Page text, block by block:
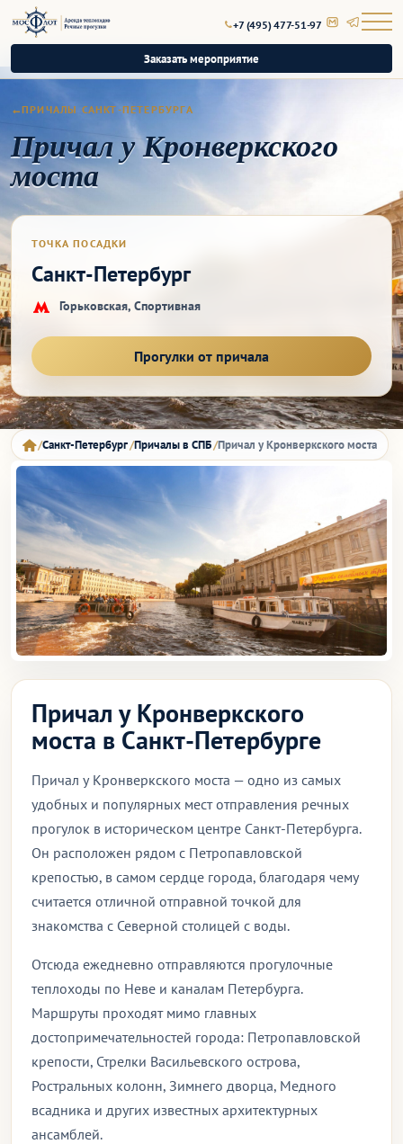
+7 (495) 477-51-97
Заказать мероприятие
ПРИЧАЛЫ САНКТ-ПЕТЕРБУРГА
Причал у Кронверкского
моста
ТОЧКА ПОСАДКИ
Санкт-Петербург
Горьковская, Спортивная
Прогулки от причала
Санкт-Петербург Причалы в СПБ Причал у Кронверкского моста
Причал у Кронверкского
моста в Санкт-Петербурге
Причал у Кронверкского моста — одно из самых
удобных и популярных мест отправления речных
прогулок в историческом центре Санкт-Петербурга.
Он расположен рядом с Петропавловской
крепостью, в самом сердце города, благодаря чему
считается отличной отправной точкой для
знакомства с Северной столицей с воды.
Отсюда ежедневно отправляются прогулочные
теплоходы по Неве и каналам Петербурга.
Маршруты проходят мимо главных
достопримечательностей города: Петропавловской
крепости, Стрелки Васильевского острова,
Ростральных колонн, Зимнего дворца, Медного
всадника и других известных архитектурных
ансамблей.